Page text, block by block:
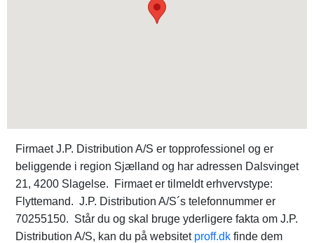
Firmaet J.P. Distribution A/S er topprofessionel og er
beliggende i region Sjælland og har adressen Dalsvinget
21, 4200 Slagelse. Firmaet er tilmeldt erhvervstype:
Flyttemand. J.P. Distribution A/S´s telefonnummer er
70255150. Står du og skal bruge yderligere fakta om J.P.
Distribution A/S, kan du på websitet proff.dk finde dem